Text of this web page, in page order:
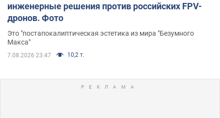
инженерные решения против российских FPV-
дронов. Фото
Это "постапокалиптическая эстетика из мира "Безумного
Макса"
7.08.2026 23:47 10,2 т.